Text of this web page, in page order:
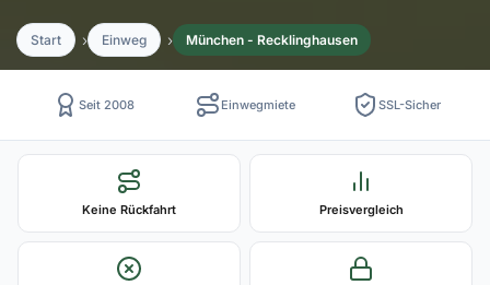
Start Einweg München - Recklinghausen
Seit 2008 Einwegmiete SSL-Sicher
Keine Rückfahrt Preisvergleich